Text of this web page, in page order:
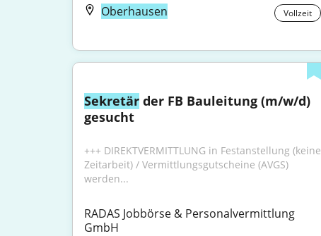
Oberhausen
Vollzeit
Sekretär der FB Bauleitung (m/w/d)
gesucht
+++ DIREKTVERMITTLUNG in Festanstellung (keine
Zeitarbeit) / Vermittlungsgutscheine (AVGS)
werden...
RADAS Jobbörse & Personalvermittlung
GmbH